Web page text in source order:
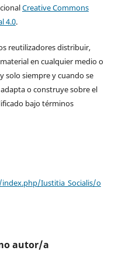
Creative Commons
4.0.
reutilizadores distribuir,
en cualquier medio o
solo siempre y cuando se
o construye sobre el
bajo términos
Iustitia_Socialis/o
autor/a